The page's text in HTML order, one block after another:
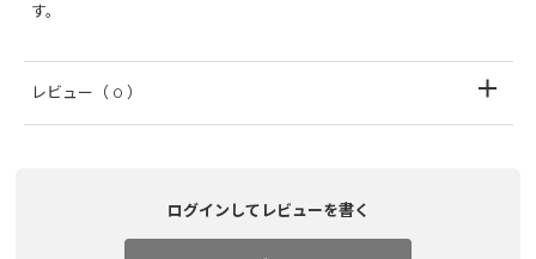
す。
レビュー （ 0 ）
ログインしてレビューを書く